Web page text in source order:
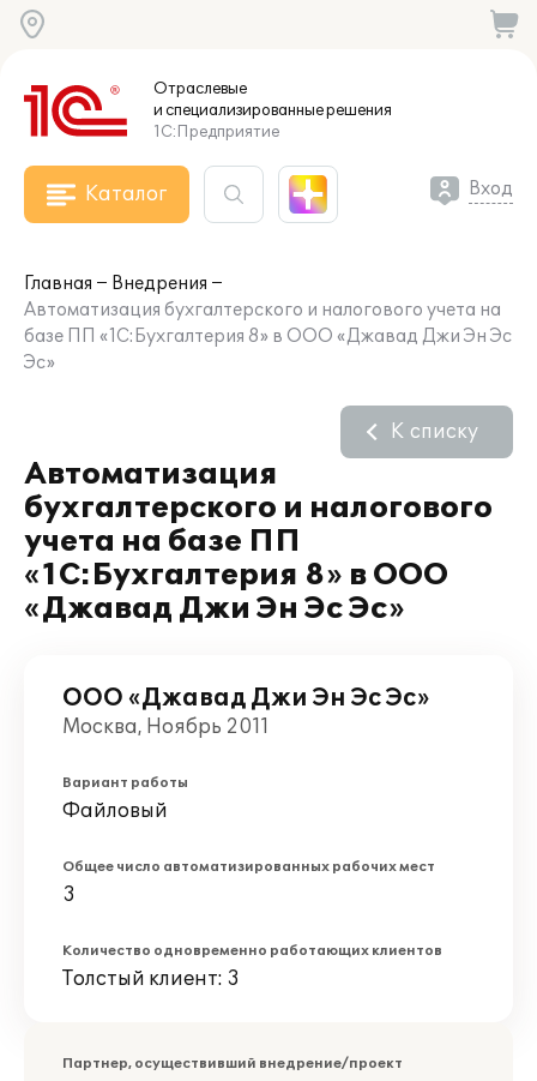
Отраслевые
и специализированныерешения
1С:Предприятие
Каталог Вход
Главная
Внедрения
Автоматизация бухгалтерского и налогового учета на
базе ПП «1С:Бухгалтерия 8» в ООО «Джавад Джи Эн Эс
Эс»
Автоматизация
бухгалтерского и налогового
учета на базе ПП
«1С:Бухгалтерия 8» в ООО
«Джавад Джи Эн Эс Эс»
К списку
ООО «Джавад Джи Эн Эс Эс»
Москва, Ноябрь 2011
Вариант работы
Файловый
Общее число автоматизированных рабочих мест
3
Количество одновременно работающих клиентов
Толстый клиент: 3
Партнер, осуществивший внедрение/проект